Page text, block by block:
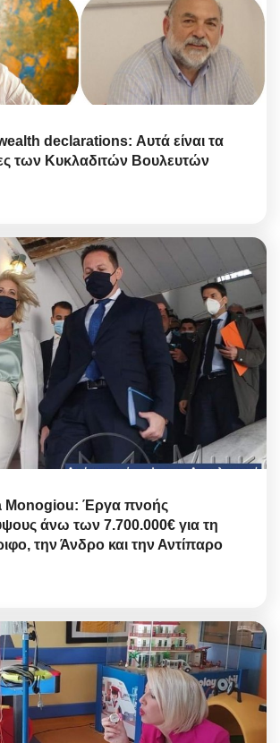
declarations: Αυτά είναι τα
των Κυκλαδιτών Βουλευτών
Monogiou: Έργα πνοής
άνω των 7.700.000€ για τη
την Άνδρο και την Αντίπαρο